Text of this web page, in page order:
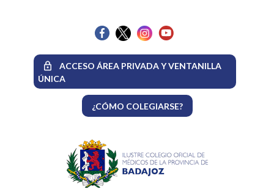
ACCESO ÁREA PRIVADA Y VENTANILLA
ÚNICA
¿CÓMO COLEGIARSE?